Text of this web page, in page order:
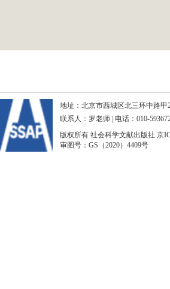
地址：北京市西城区北三环中路甲
联系人：罗老师 | 电话：010-
版权所有 社会科学文献出版社 京
审图号：GS（2020）4409号